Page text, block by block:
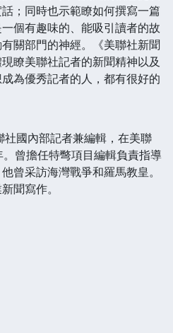
；同時也示範瞭如何撰寫一篇
個有趣味的、能吸引讀者的故
關部門的神經。《美聯社新聞
瞭美聯社記者的新聞精神以及
為優秀記者的人，都有很好的
國內部記者兼編輯，在美聯
曾擔任特彆項目編輯負責指導
曾采訪海灣戰爭和羅馬教皇。
聞寫作。